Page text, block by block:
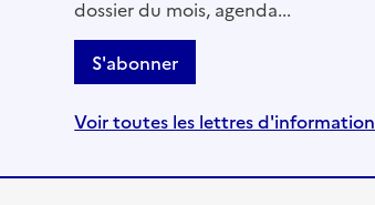
dossier du mois, agenda...
S'abonner
Voir toutes les lettres d'information